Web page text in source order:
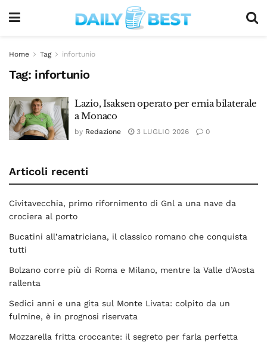
Home Tag infortunio
Tag: infortunio
Lazio, Isaksen operato per ernia bilaterale
a Monaco
by Redazione 3 LUGLIO 2026 0
Articoli recenti
Civitavecchia, primo rifornimento di Gnl a una nave da
crociera al porto
Bucatini all’amatriciana, il classico romano che conquista
tutti
Bolzano corre più di Roma e Milano, mentre la Valle d’Aosta
rallenta
Sedici anni e una gita sul Monte Livata: colpito da un
fulmine, è in prognosi riservata
Mozzarella fritta croccante: il segreto per farla perfetta